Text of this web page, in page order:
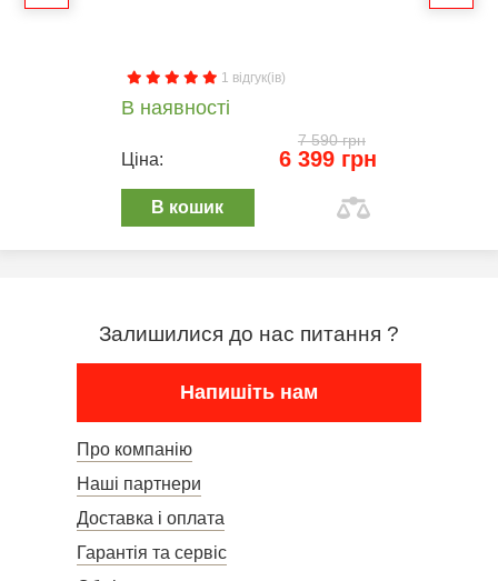
1 відгук(ів)
В наявності
7 590 грн
Ціна: 6 399 грн
В кошик
Залишилися до нас питання ?
Напишіть нам
Про компанію
Наші партнери
Доставка і оплата
Гарантія та сервіс